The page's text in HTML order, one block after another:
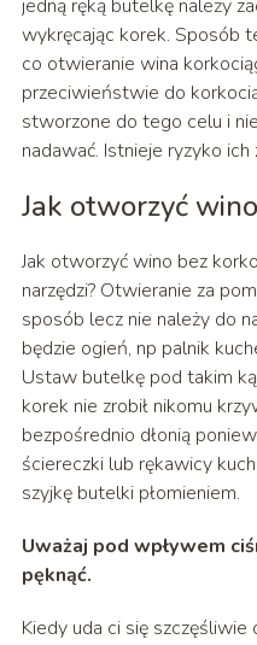
jedną ręką butelkę należy
wykręcając korek. Sposób
co otwieranie wina
przeciwieństwie do
stworzone do tego celu i
nadawać. Istnieje ryzyko ich
Jak otworzyć
Jak otworzyć wino bez
narzędzi? Otwieranie za
sposób lecz nie należy do
będzie ogień, np palnik
Ustaw butelkę pod takim
korek nie zrobił nikomu
bezpośrednio dłonią
ściereczki lub rękawicy
szyjkę butelki płomieniem.
Uważaj pod wpływem
pęknąć.
Kiedy uda ci się